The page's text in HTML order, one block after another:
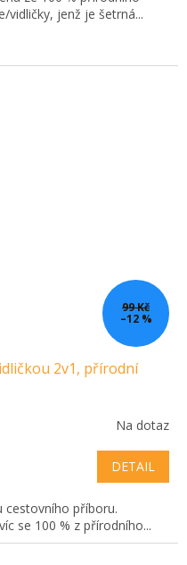
vidličky, jenž je šetrná...
99 Kč
–12 %
2v1, přírodní
Na dotaz
DETAIL
cestovního příboru.
se 100 % z přírodního...